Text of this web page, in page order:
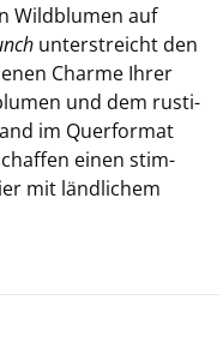
Wild­blu­men auf
un­ter­streicht den
Charme Ihrer
und dem rus­ti­
im Quer­for­mat
einen stim­
mit länd­li­chem